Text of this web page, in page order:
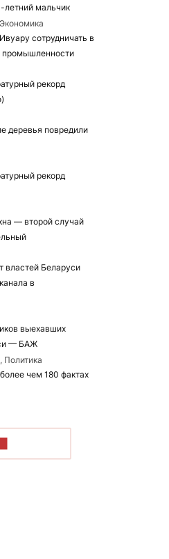
летний мальчик
сотрудничать в
промышленности
рекорд
деревья повредили
рекорд
— второй случай
властей Беларуси
в
выехавших
— БАЖ
Политика
чем 180 фактах